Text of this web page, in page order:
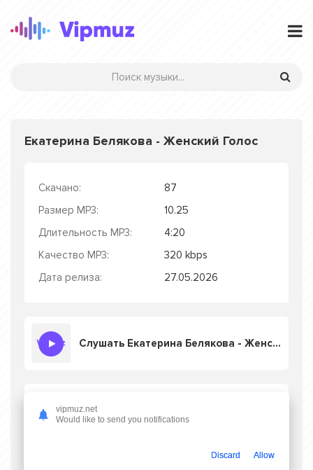
Екатерина Белякова - Женский Голос
Скачано:
87
Размер MP3:
10.25
Длительность MP3:
4:20
Качество MP3:
320 kbps
Дата релиза:
27.05.2026
Слушать Екатерина Белякова - Женский Голос
Скачать песню Екатерина Белякова -
Женский Голосв mp3 или слушать онлайн
vipmuz.net
Would like to send you notifications
Discard Allow